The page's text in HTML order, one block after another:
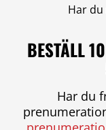
Har
BESTÄLL
Har du